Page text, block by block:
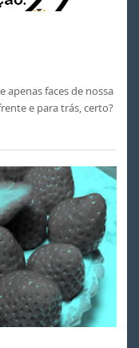
apenas faces de nossa
e para trás, certo?